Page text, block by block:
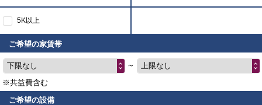
5K以上
ご希望の家賃帯
下限なし ～
上限なし
※共益費含む
ご希望の設備